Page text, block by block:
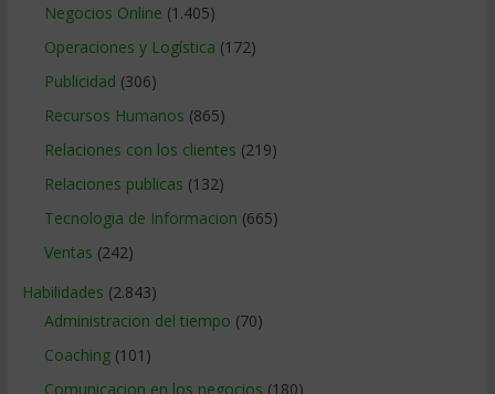
Negocios Online (1.405)
Operaciones y Logística (172)
Publicidad (306)
Recursos Humanos (865)
Relaciones con los clientes (219)
Relaciones publicas (132)
Tecnologia de Informacion (665)
Ventas (242)
Habilidades (2.843)
Administracion del tiempo (70)
Coaching(101)
Comunicacion en los negocios (180)